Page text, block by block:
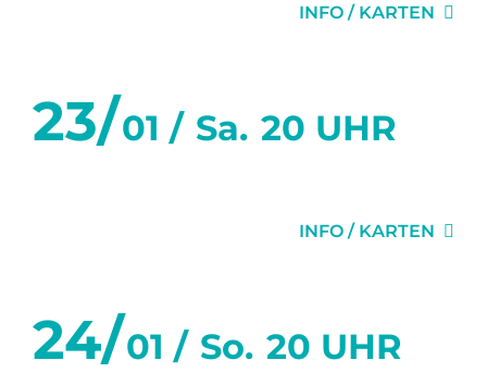
INFO / KARTEN
23/01 / Sa. 20 UHR
INFO / KARTEN
24/01 / So. 20 UHR